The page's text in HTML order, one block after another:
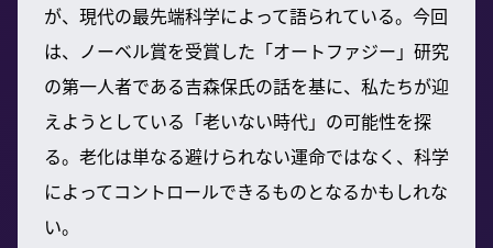
が、現代の最先端科学によって語られている。今回
は、ノーベル賞を受賞した「オートファジー」研究
の第一人者である吉森保氏の話を基に、私たちが迎
えようとしている「老いない時代」の可能性を探
る。老化は単なる避けられない運命ではなく、科学
によってコントロールできるものとなるかもしれな
い。